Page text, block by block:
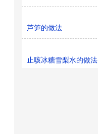
芦笋的做法
止咳冰糖雪梨水的做法